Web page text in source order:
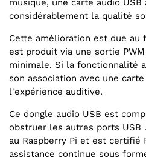
musique, une carte audio USB
considérablement la qualité
Cette amélioration est due au
est produit via une sortie
minimale. Si la fonctionnalité
son association avec une
l'expérience auditive.
Ce dongle audio USB est
obstruer les autres ports
au Raspberry Pi et est certifié
assistance continue sous